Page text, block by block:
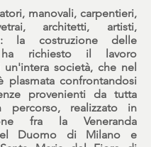
manovali, carpentieri,
architetti, artisti,
la costruzione delle
ha richiesto il lavoro
società, che nel
plasmata confrontandosi
provenienti da tutta
percorso, realizzato in
fra la Veneranda
Duomo di Milano e